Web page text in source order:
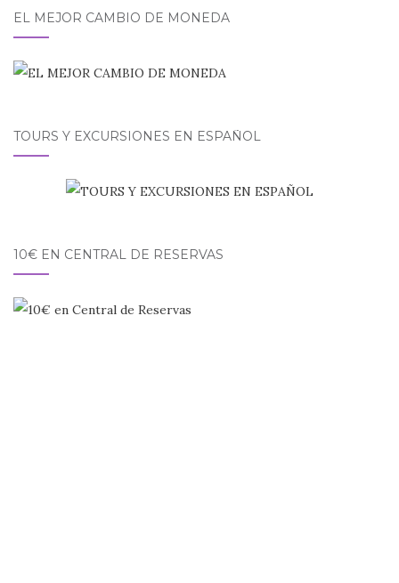
EL MEJOR CAMBIO DE MONEDA
TOURS Y EXCURSIONES EN ESPAÑOL
10€ EN CENTRAL DE RESERVAS